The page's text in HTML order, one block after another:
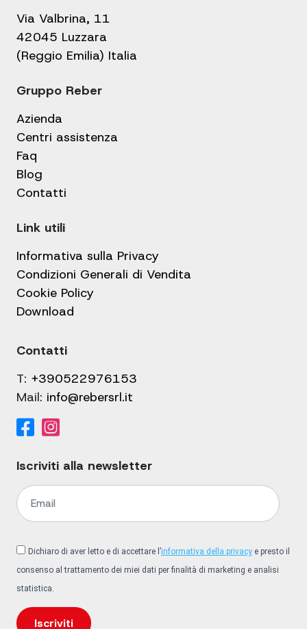
Via Valbrina, 11
42045 Luzzara
(Reggio Emilia) Italia
Gruppo Reber
Azienda
Centri assistenza
Faq
Blog
Contatti
Link utili
Informativa sulla Privacy
Condizioni Generali di Vendita
Cookie Policy
Download
Contatti
T: +390522976153
Mail: info@rebersrl.it
Iscriviti alla newsletter
Dichiaro di aver letto e di accettare l’informativa della privacy e presto il
consenso al trattamento dei miei dati per finalità di marketing e analisi
statistica.
Iscriviti